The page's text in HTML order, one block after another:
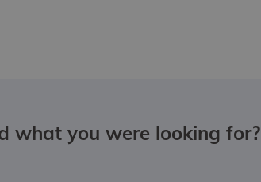
what you were looking